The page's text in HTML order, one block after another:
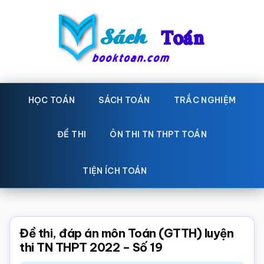
Sách
Toán
toán
Học
toán,
giáo
Toán,
trắc
HỌC TOÁN SÁCH TOÁN TRẮC NGHIỆM
ĐỀ THI ÔN THI TN THPT TOÁN
TIỆN ÍCH TOÁN
Đề thi, đáp án môn Toán (GTTH) luyện
thi TN THPT 2022 – Số 19